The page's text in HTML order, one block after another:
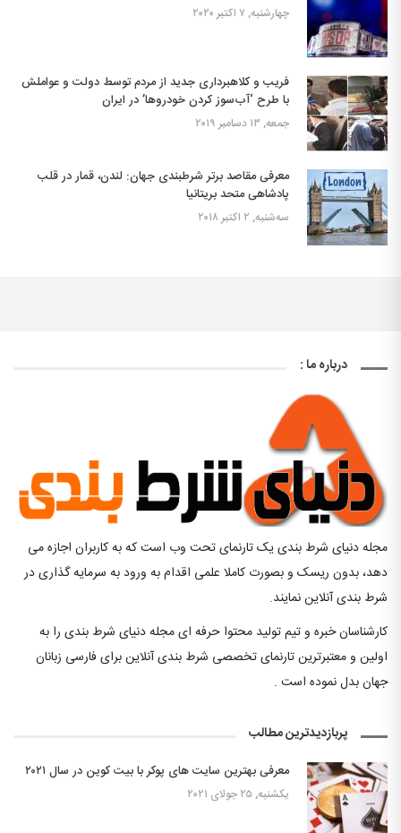
چهارشنبه, ۷ اکتبر ۲۰۲۰
فریب و کلاهبرداری جدید از مردم توسط دولت و عواملش
با طرح ‘آب‌سوز کردن خودروها’ در ایران
جمعه, ۱۳ دسامبر ۲۰۱۹
معرفی مقاصد برتر شرطبندی جهان: لندن، قمار در قلب
پادشاهی متحد بریتانیا
سه‌شنبه, ۲ اکتبر ۲۰۱۸
درباره ما :
مجله دنیای شرط بندی یک تارنمای تحت وب است که به کاربران اجازه می
دهد، بدون ریسک و بصورت کاملا علمی اقدام به ورود به سرمایه گذاری در
شرط بندی آنلاین نمایند.
کارشناسان خبره و تیم تولید محتوا حرفه ای مجله دنیای شرط بندی را به
اولین و معتبرترین تارنمای تخصصی شرط بندی آنلاین برای فارسی زبانان
جهان بدل نموده است .
پربازدیدترین مطالب
معرفی بهترین سایت‌ های پوکر با بیت کوین در سال ۲۰۲۱
یکشنبه, ۲۵ جولای ۲۰۲۱